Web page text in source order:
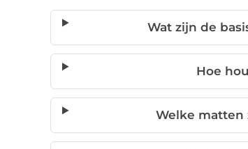
Wat zijn de
Hoe
Welke matten